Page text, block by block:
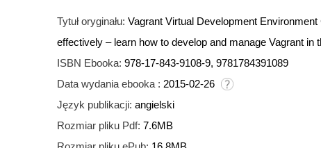
Tytuł oryginału: Vagrant Virtual Development
effectively – learn how to develop and manage Vagrant in
ISBN Ebooka: 978-17-843-9108-9, 9781784391089
Data wydania ebooka : 2015-02-26
Język publikacji: angielski
Rozmiar pliku Pdf: 7.6MB